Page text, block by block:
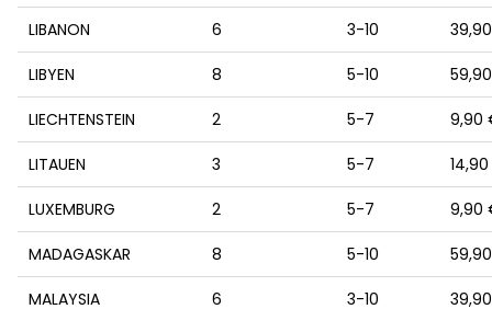
LIBANON 6 3-10
LIBYEN 8 5-10
LIECHTENSTEIN 2 5-7 9,90
LITAUEN 3 5-7
LUXEMBURG 2 5-7 9,90
MADAGASKAR 8 5-10
MALAYSIA 6 3-10